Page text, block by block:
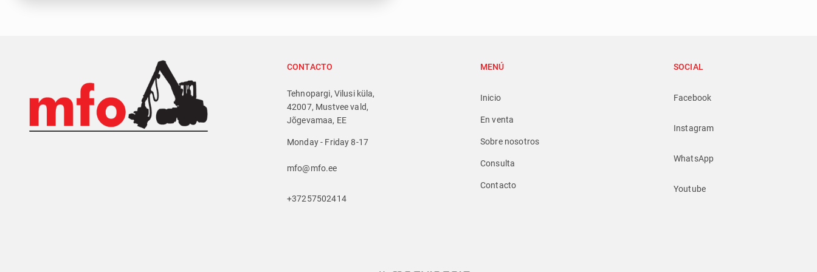
CONTACTO
Tehnopargi, Vilusi küla,
42007, Mustvee vald,
Jõgevamaa, EE
Monday - Friday 8-17
mfo@mfo.ee
+37257502414
MENÚ
Inicio
En venta
Sobre nosotros
Consulta
Contacto
SOCIAL
Facebook
Instagram
WhatsApp
Youtube